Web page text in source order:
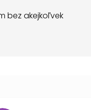
bez akejkoľvek